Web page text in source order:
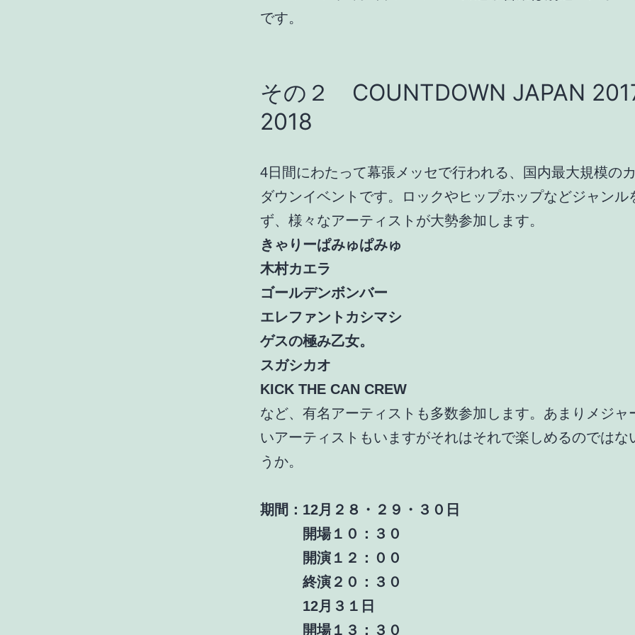
です。
その２ COUNTDOWN JAPAN
2018
4日間にわたって幕張メッセで行われる、国内最大規模の
ダウンイベントです。ロックやヒップホップなどジャンル
ず、様々なアーティストが大勢参加します。
きゃりーぱみゅぱみゅ
木村カエラ
ゴールデンボンバー
エレファントカシマシ
ゲスの極み乙女。
スガシカオ
KICK THE CAN CREW
など、有名アーティストも多数参加します。あまりメジャ
いアーティストもいますがそれはそれで楽しめるのではな
うか。
期間：12月２８・２９・３０日
開場１０：３０
開演１２：００
終演２０：３０
12月３１日
開場１３：３０